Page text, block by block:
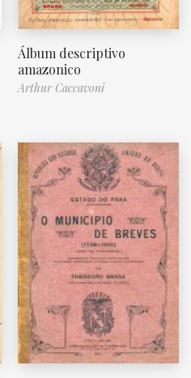
Álbum descriptivo
amazonico
Arthur Caccavoni